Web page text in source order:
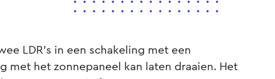
LDR’s in een schakeling met een
met het zonnepaneel kan laten draaien. Het